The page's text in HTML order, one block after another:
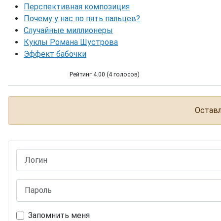
Перспективная композиция
Почему у нас по пять пальцев?
Случайные миллионеры
Куклы Романа Шустрова
Эффект бабочки
Рейтинг 4.00 (4 голосов)
Запомнить меня